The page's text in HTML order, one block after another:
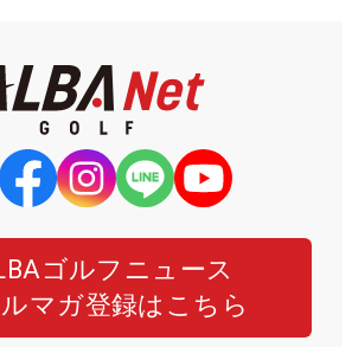
ゴルフニュース
マガ登録はこちら